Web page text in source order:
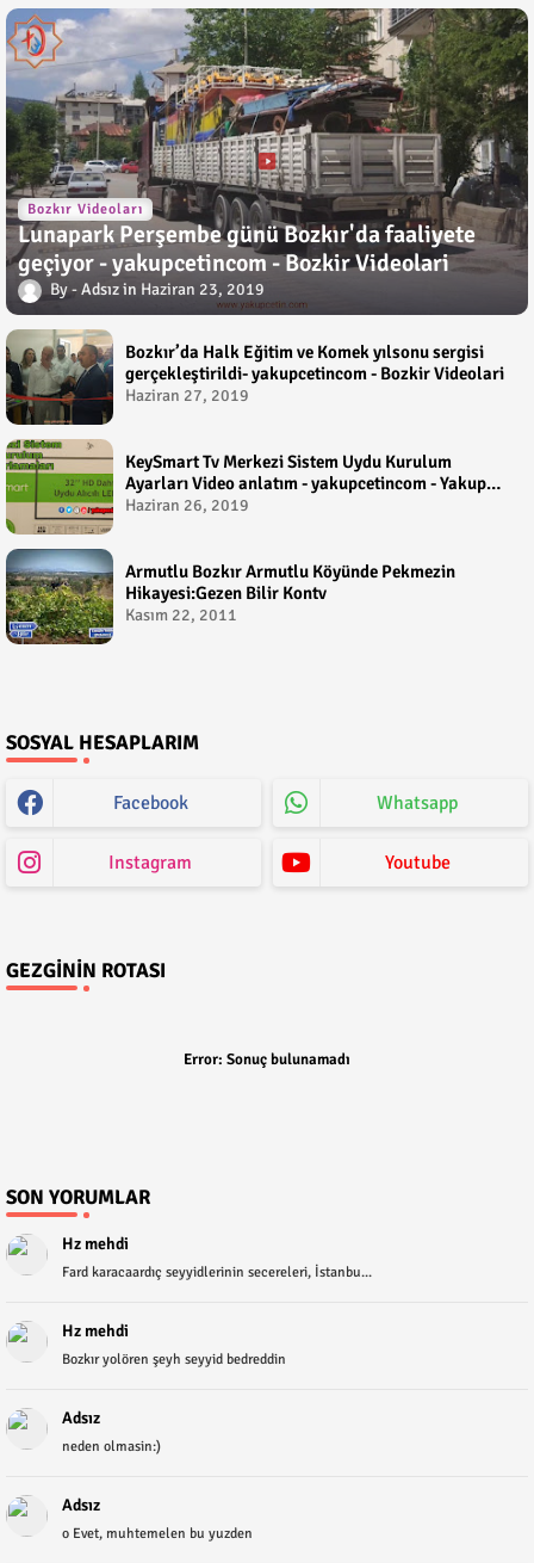
Bozkır Videoları
Lunapark Perşembe günü Bozkır'da faaliyete
geçiyor - yakupcetincom - Bozkir Videolari
Adsız Haziran 23, 2019
Bozkır’da Halk Eğitim ve Komek yılsonu sergisi
gerçekleştirildi- yakupcetincom - Bozkir Videolari
Haziran 27, 2019
KeySmart Tv Merkezi Sistem Uydu Kurulum
Ayarları Video anlatım - yakupcetincom - Yakup
Çetin
Haziran 26, 2019
Armutlu Bozkır Armutlu Köyünde Pekmezin
Hikayesi:Gezen Bilir Kontv
Kasım 22, 2011
SOSYAL HESAPLARIM
Facebook Whatsapp
Instagram Youtube
GEZGININ ROTASI
Error: Sonuç bulunamadı
SON YORUMLAR
Hz mehdi
Fard karacaardıç seyyidlerinin secereleri, İstanbu...
Hz mehdi
Bozkır yolören şeyh seyyid bedreddin
Adsız
neden olmasin:)
Adsız
o Evet, muhtemelen bu yuzden